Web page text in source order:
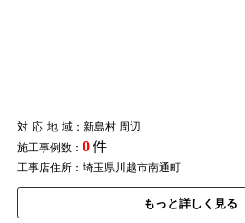
対応地域：新島村 周辺
施工事例数： 0件
工事店住所：埼玉県川越市南通町
もっと詳しく見る